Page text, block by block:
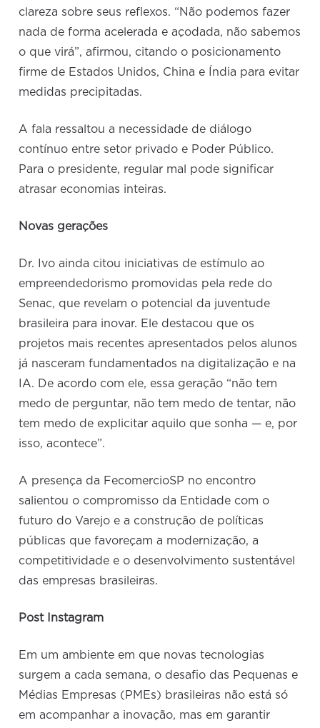
clareza sobre seus reflexos. “Não podemos fazer
nada de forma acelerada e açodada, não sabemos
o que virá”, afirmou, citando o posicionamento
firme de Estados Unidos, China e Índia para evitar
medidas precipitadas.
A fala ressaltou a necessidade de diálogo
contínuo entre setor privado e Poder Público.
Para o presidente, regular mal pode significar
atrasar economias inteiras.
Novas gerações
Dr. Ivo ainda citou iniciativas de estímulo ao
empreendedorismo promovidas pela rede do
Senac, que revelam o potencial da juventude
brasileira para inovar. Ele destacou que os
projetos mais recentes apresentados pelos alunos
já nasceram fundamentados na digitalização e na
IA. De acordo com ele, essa geração “não tem
medo de perguntar, não tem medo de tentar, não
tem medo de explicitar aquilo que sonha — e, por
isso, acontece”.
A presença da FecomercioSP no encontro
salientou o compromisso da Entidade com o
futuro do Varejo e a construção de políticas
públicas que favoreçam a modernização, a
competitividade e o desenvolvimento sustentável
das empresas brasileiras.
Post Instagram
Em um ambiente em que novas tecnologias
surgem a cada semana, o desafio das Pequenas e
Médias Empresas (PMEs) brasileiras não está só
em acompanhar a inovação, mas em garantir